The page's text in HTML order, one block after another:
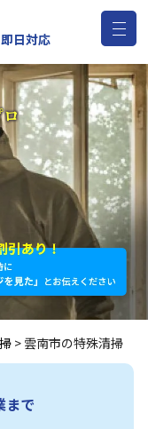
日対応
> 雲南市の特殊清掃
まで